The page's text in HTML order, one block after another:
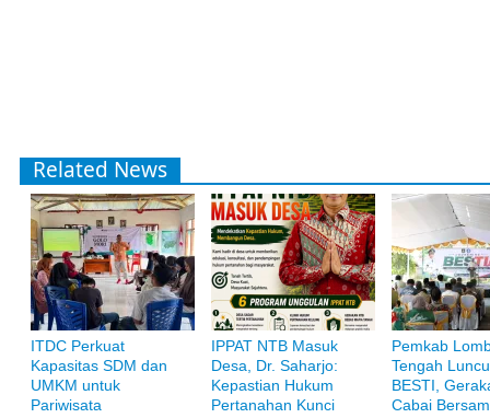
Related News
ITDC Perkuat
Kapasitas SDM dan
UMKM untuk
Pariwisata
IPPAT NTB Masuk
Desa, Dr. Saharjo:
Kepastian Hukum
Pertanahan Kunci
Pemkab
Tengah
BESTI,
Cabai
Bank Muamalat
Raih ketenangan dengan akses yang luas di Bank Muamalat